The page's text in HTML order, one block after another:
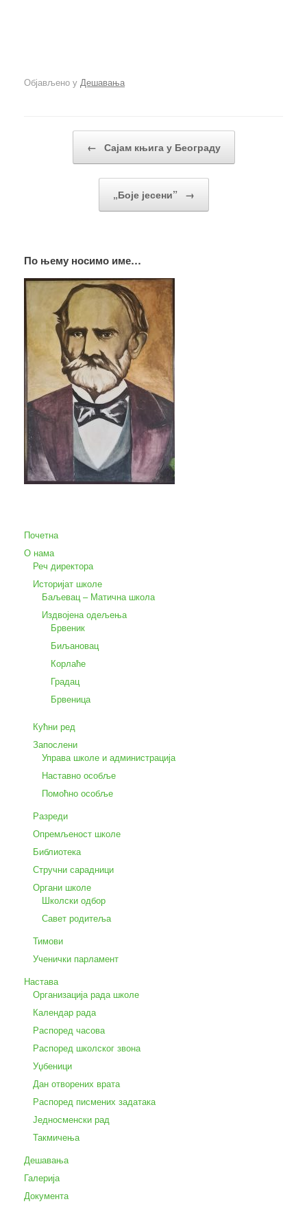
Објављено у Дешавања
← Сајам књига у Београду
„Боје јесени” →
По њему носимо име…
Почетна
О нама
Реч директора
Историјат школе
Баљевац – Матична школа
Издвојена одељења
Брвеник
Биљановац
Корлаће
Градац
Брвеница
Кућни ред
Запослени
Управа школе и администрација
Наставно особље
Помоћно особље
Разреди
Опремљеност школе
Библиотека
Стручни сарадници
Органи школе
Школски одбор
Савет родитеља
Тимови
Ученички парламент
Настава
Организација рада школе
Календар рада
Распоред часова
Распоред школског звона
Уџбеници
Дан отворених врата
Распоред писмених задатака
Једносменски рад
Такмичења
Дешавања
Галерија
Документа